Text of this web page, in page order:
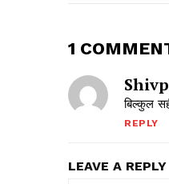
1
बिल्कुल
REPLY
LEAVE A REPLY